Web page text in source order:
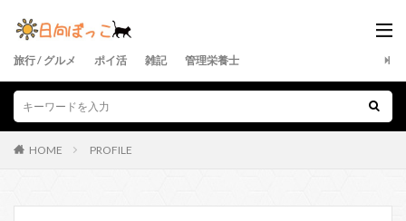
旅行 / グルメ ポイ活 雑記 管理栄養士
HOME PROFILE